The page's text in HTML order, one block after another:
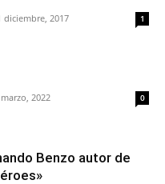
diciembre, 2017 1
2022 0
Benzo autor de